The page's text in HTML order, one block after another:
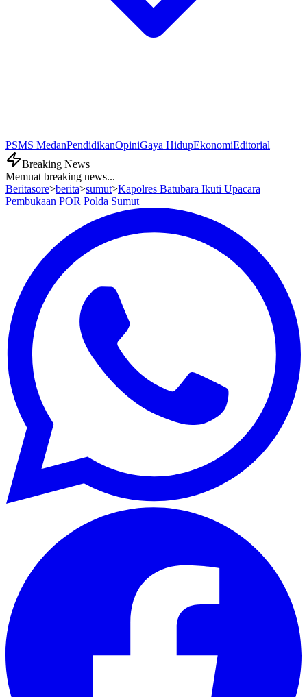
PSMS MedanPendidikanOpiniGaya HidupEkonomiEditorial
Breaking News
Memuat breaking news...
Beritasore>berita>sumut>Kapolres Batubara Ikuti Upacara
Pembukaan POR Polda Sumut